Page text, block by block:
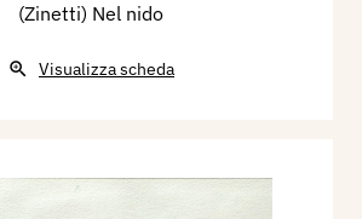
(Zinetti) Nel nido
Visualizza scheda